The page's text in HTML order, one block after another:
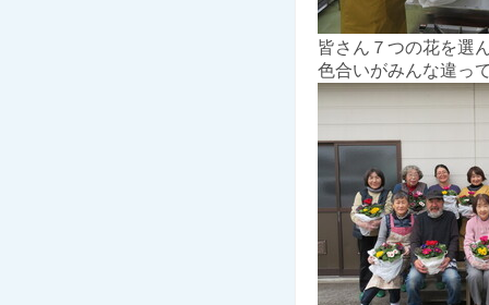
皆さん７つの花を選
色合いがみんな違っ